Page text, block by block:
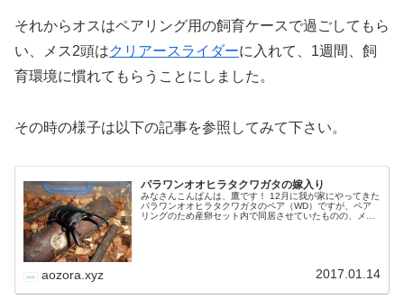
それからオスはペアリング用の飼育ケースで過ごしてもら
い、メス2頭はクリアースライダーに入れて、1週間、飼
育環境に慣れてもらうことにしました。
その時の様子は以下の記事を参照してみて下さい。
パラワンオオヒラタクワガタの嫁入り
みなさんこんばんは、鷹です！ 12月に我が家にやってきた
パラワンオオヒラタクワガタのペア（WD）ですが、ペア
リングのため産卵セット内で同居させていたものの、メス
aozora.xyz 2017.01.14